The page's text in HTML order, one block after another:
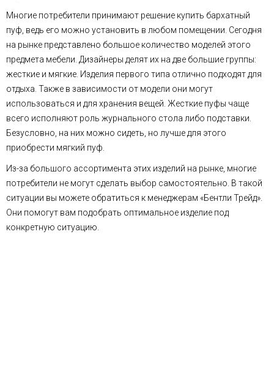
Многие потребители принимают решение купить бархатный
пуф, ведь его можно установить в любом помещении. Сегодня
на рынке представлено большое количество моделей этого
предмета мебели. Дизайнеры делят их на две большие группы:
жесткие и мягкие. Изделия первого типа отлично подходят для
отдыха. Также в зависимости от модели они могут
использоваться и для хранения вещей. Жесткие пуфы чаще
всего исполняют роль журнального стола либо подставки.
Безусловно, на них можно сидеть, но лучше для этого
приобрести мягкий пуф.
Из-за большого ассортимента этих изделий на рынке, многие
потребители не могут сделать выбор самостоятельно. В такой
ситуации вы можете обратиться к менеджерам «Бентли Трейд».
Они помогут вам подобрать оптимальное изделие под
конкретную ситуацию.